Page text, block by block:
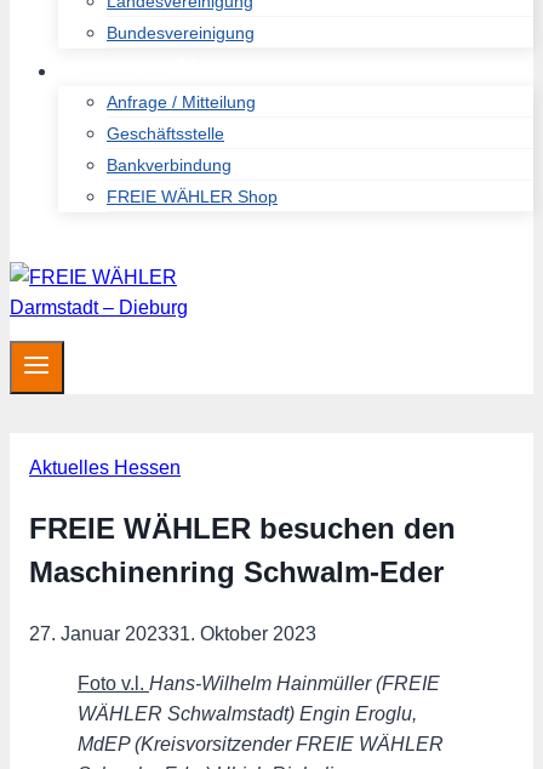
Bundesvereinigung
Anfrage / Mitteilung
Geschäftsstelle
Bankverbindung
FREIE WÄHLER Shop
Aktuelles Hessen
FREIE WÄHLER besuchen den
Maschinenring Schwalm-Eder
27. Januar 202331. Oktober 2023
Foto v.l. Hans-Wilhelm Hainmüller (FREIE
WÄHLER Schwalmstadt) Engin Eroglu,
MdEP (Kreisvorsitzender FREIE WÄHLER